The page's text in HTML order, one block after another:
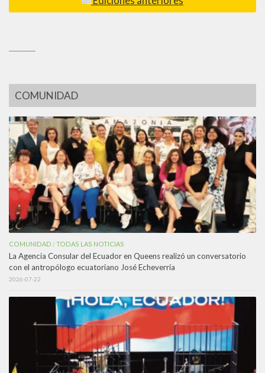
COMUNIDAD
COMUNIDAD /TODAS LAS NOTICIAS
La Agencia Consular del Ecuador en Queens realizó un conversatorio
con el antropólogo ecuatoriano José Echeverría
2026-07-22